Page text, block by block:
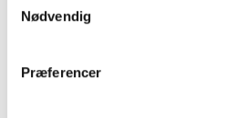
Nødvendig
Præferencer